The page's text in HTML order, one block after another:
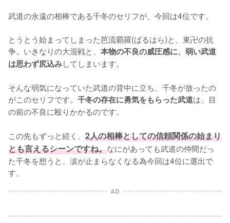
武道の永遠の相棒である千冬のセリフが、今回は4位です。
とうとう始まってしまった芭流覇羅(ばるはら)と、東卍の抗
争。いきなりの大混戦と、 本物の不良の威圧感に、弱い武道
は思わず尻込みしてしまいます。
そんな弱気になっていた武道の背中に立ち、千冬が放ったの
がこのセリフです。 千冬の存在に勇気をもらった武道は、目
の前の不良に殴りかかるのです。
この先もずっと続く、 2人の相棒としての信頼関係の始まり
とも言えるシーンですね。なにがあっても武道の仲間だっ
た千冬を想うと、涙が止まらなくなる為今回は4位に選出で
す。
AD